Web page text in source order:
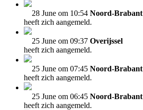
28 June om 10:54 Noord-Brabant
heeft zich aangemeld.
25 June om 09:37 Overijssel
heeft zich aangemeld.
25 June om 07:45 Noord-Brabant
heeft zich aangemeld.
25 June om 06:45 Noord-Brabant
heeft zich aangemeld.